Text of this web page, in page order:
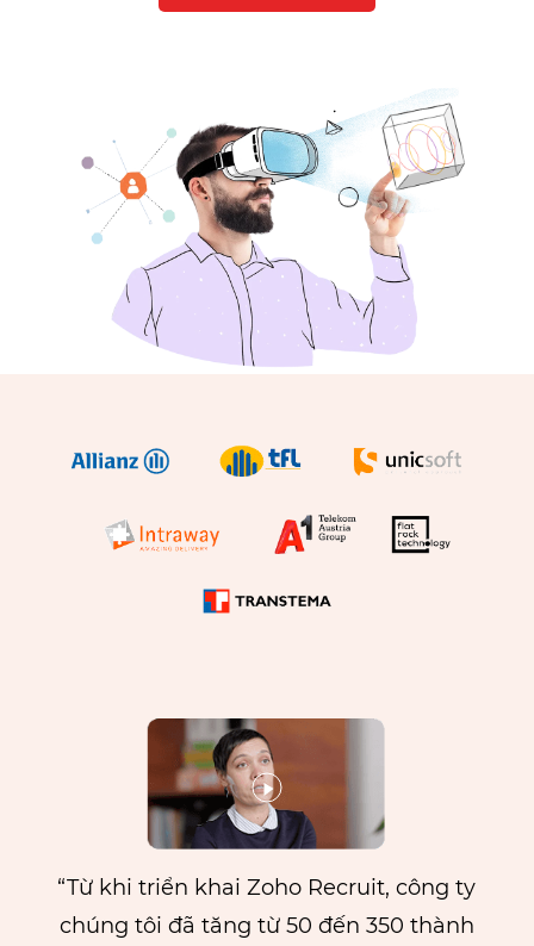
“Từ khi triển khai Zoho Recruit, công ty
chúng tôi đã tăng từ 50 đến 350 thành